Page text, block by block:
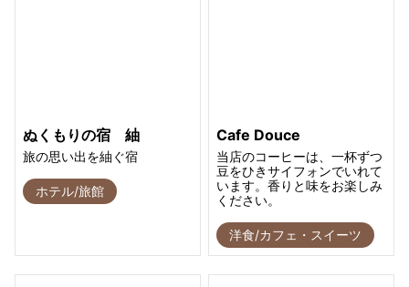
ぬくもりの宿 紬
旅の思い出を紬ぐ宿
ホテル/旅館
Cafe Douce
当店のコーヒーは、一杯ずつ
豆をひきサイフォンでいれて
います。香りと味をお楽しみ
ください。
洋食/カフェ・スイーツ